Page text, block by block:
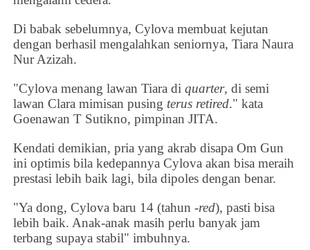
Di babak sebelumnya,Cylova membuat kejutan
dengan berhasil mengalahkan seniornya,Tiara Naura
Nur Azizah.
"Cylova menang lawan Tiara diquarter, di semi
lawan Clara mimisan pusing terus retired." kata
Goenawan T Sutikno, pimpinan JITA.
Kendati demikian, pria yang akrab disapa Om Gun
ini optimis bila kedepannyaCylova akan bisa meraih
prestasi lebih baik lagi, bila dipoles dengan benar.
"Ya dong,Cylova baru 14 (tahun -red), pasti bisa
lebih baik. Anak-anak masih perlu banyak jam
terbang supaya stabil" imbuhnya.